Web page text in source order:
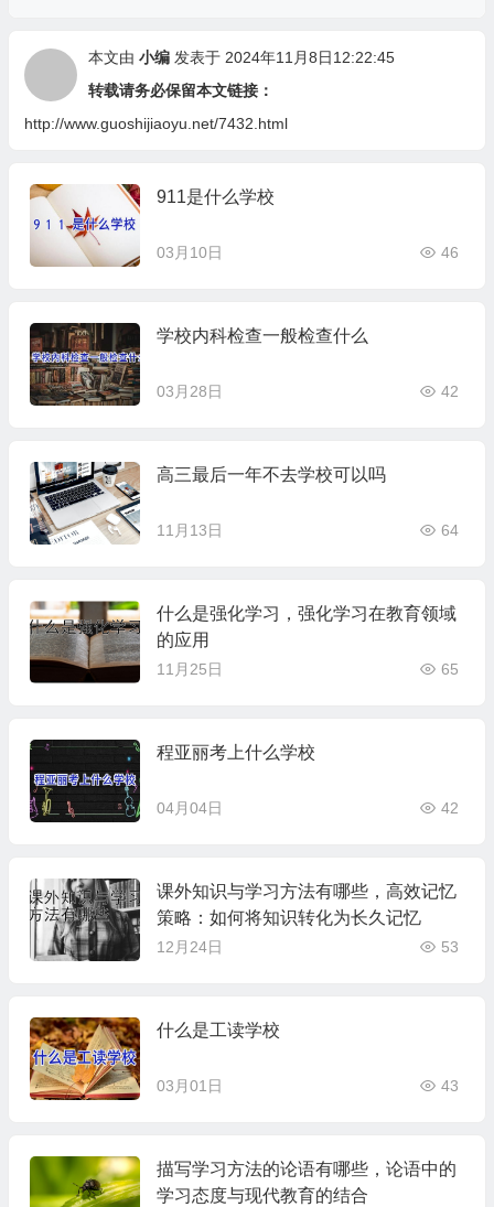
本文由 小编发表于 2024年11月8日12:22:45
转载请务必保留本文链接：
http://www.guoshijiaoyu.net/7432.html
911是什么学校
03月10日 46
学校内科检查一般检查什么
03月28日 42
高三最后一年不去学校可以吗
11月13日 64
什么是强化学习，强化学习在教育领域
的应用
11月25日 65
程亚丽考上什么学校
04月04日 42
课外知识与学习方法有哪些，高效记忆
策略：如何将知识转化为长久记忆
12月24日 53
什么是工读学校
03月01日 43
描写学习方法的论语有哪些，论语中的
学习态度与现代教育的结合